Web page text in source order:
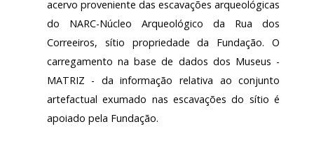
acervo proveniente das escavações arqueológicas
do NARC-Núcleo Arqueológico da Rua dos
Correeiros, sítio propriedade da Fundação. O
carregamento na base de dados dos Museus -
MATRIZ - da informação relativa ao conjunto
artefactual exumado nas escavações do sítio é
apoiado pela Fundação.